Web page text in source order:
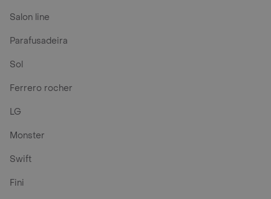
Salon line
Parafusadeira
Sol
Ferrero rocher
LG
Monster
Swift
Fini